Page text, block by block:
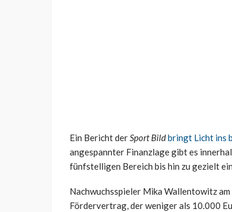
Ein Bericht derSport Bildbringt Licht ins
angespannter Finanzlage gibt es
fünfstelligen Bereich bis hin zu gezielt
Nachwuchsspieler Mika Wallentowitz
Fördervertrag, der weniger als 10.000